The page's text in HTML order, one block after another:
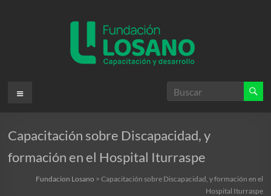
Fundacion
Fundación
Losano
Menú
Capacitación sobre Discapacidad, y
formación en el Hospital Iturraspe
Fundacion Losano > Capacitación sobre Discapacidad, y formación en el
Hospital Iturraspe